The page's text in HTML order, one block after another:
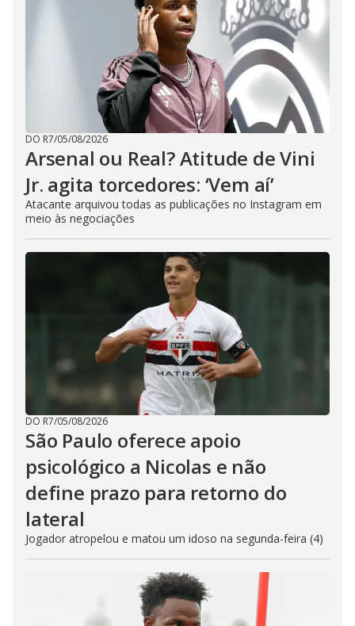
DO R7/05/08/2026
Arsenal ou Real? Atitude de Vini
Jr. agita torcedores: ‘Vem aí’
Atacante arquivou todas as publicações no Instagram em
meio às negociações
DO R7/05/08/2026
São Paulo oferece apoio
psicológico a Nicolas e não
define prazo para retorno do
lateral
Jogador atropelou e matou um idoso na segunda-feira (4)